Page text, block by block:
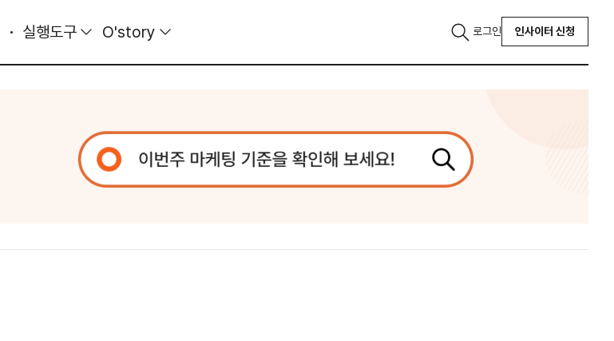
실행도구 O'story 로그인 인사이터 신청